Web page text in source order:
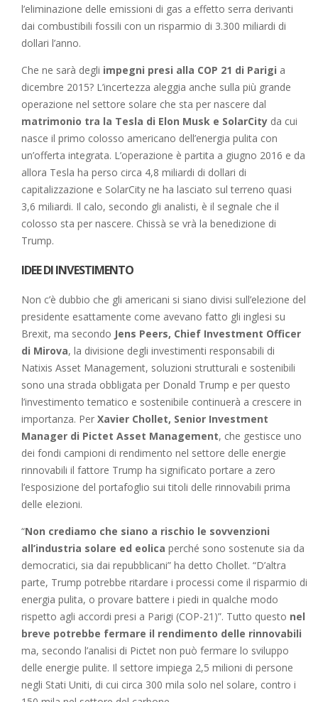
l’eliminazione delle emissioni di gas a effetto serra derivanti
dai combustibili fossili con un risparmio di 3.300 miliardi di
dollari l’anno.
Che ne sarà degli impegni presi alla COP 21 di Parigi a
dicembre 2015? L’incertezza aleggia anche sulla più grande
operazione nel settore solare che sta per nascere dal
matrimonio tra la Tesla di Elon Musk e SolarCity da cui
nasce il primo colosso americano dell’energia pulita con
un’offerta integrata. L’operazione è partita a giugno 2016 e da
allora Tesla ha perso circa 4,8 miliardi di dollari di
capitalizzazione e SolarCity ne ha lasciato sul terreno quasi
3,6 miliardi. Il calo, secondo gli analisti, è il segnale che il
colosso sta per nascere. Chissà se vrà la benedizione di
Trump.
IDEE DI INVESTIMENTO
Non c’è dubbio che gli americani si siano divisi sull’elezione del
presidente esattamente come avevano fatto gli inglesi su
Brexit, ma secondo Jens Peers, Chief Investment Officer
di Mirova, la divisione degli investimenti responsabili di
Natixis Asset Management, soluzioni strutturali e sostenibili
sono una strada obbligata per Donald Trump e per questo
l’investimento tematico e sostenibile continuerà a crescere in
importanza. Per Xavier Chollet, Senior Investment
Manager di Pictet Asset Management, che gestisce uno
dei fondi campioni di rendimento nel settore delle energie
rinnovabili il fattore Trump ha significato portare a zero
l’esposizione del portafoglio sui titoli delle rinnovabili prima
delle elezioni.
“Non crediamo che siano a rischio le sovvenzioni
all’industria solare ed eolica perché sono sostenute sia da
democratici, sia dai repubblicani” ha detto Chollet. “D’altra
parte, Trump potrebbe ritardare i processi come il risparmio di
energia pulita, o provare battere i piedi in qualche modo
rispetto agli accordi presi a Parigi (COP-21)”. Tutto questo nel
breve potrebbe fermare il rendimento delle rinnovabili
ma, secondo l’analisi di Pictet non può fermare lo sviluppo
delle energie pulite. Il settore impiega 2,5 milioni di persone
negli Stati Uniti, di cui circa 300 mila solo nel solare, contro i